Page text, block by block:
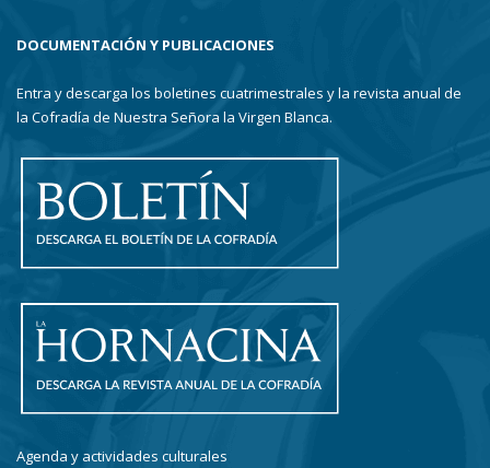
DOCUMENTACIÓN Y PUBLICACIONES
Entra y descarga los boletines cuatrimestrales y la revista anual de
la Cofradía de Nuestra Señora la Virgen Blanca.
Agenda y actividades culturales